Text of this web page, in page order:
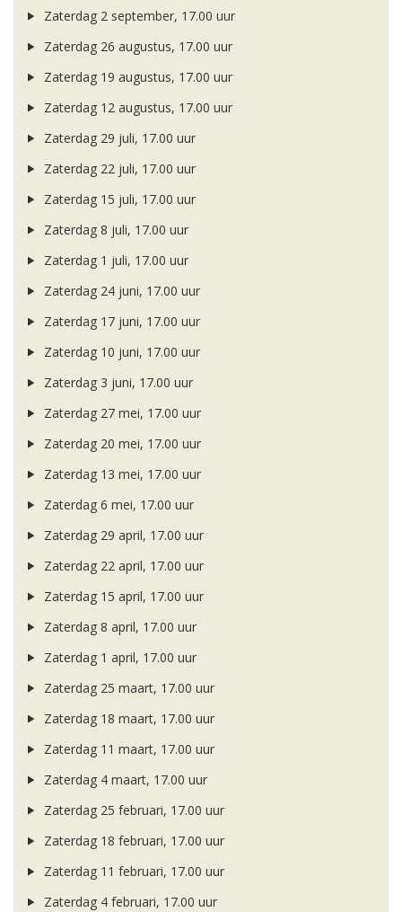
Zaterdag 2 september, 17.00 uur
Zaterdag 26 augustus, 17.00 uur
Zaterdag 19 augustus, 17.00 uur
Zaterdag 12 augustus, 17.00 uur
Zaterdag 29 juli, 17.00 uur
Zaterdag 22 juli, 17.00 uur
Zaterdag 15 juli, 17.00 uur
Zaterdag 8 juli, 17.00 uur
Zaterdag 1 juli, 17.00 uur
Zaterdag 24 juni, 17.00 uur
Zaterdag 17 juni, 17.00 uur
Zaterdag 10 juni, 17.00 uur
Zaterdag 3 juni, 17.00 uur
Zaterdag 27 mei, 17.00 uur
Zaterdag 20 mei, 17.00 uur
Zaterdag 13 mei, 17.00 uur
Zaterdag 6 mei, 17.00 uur
Zaterdag 29 april, 17.00 uur
Zaterdag 22 april, 17.00 uur
Zaterdag 15 april, 17.00 uur
Zaterdag 8 april, 17.00 uur
Zaterdag 1 april, 17.00 uur
Zaterdag 25 maart, 17.00 uur
Zaterdag 18 maart, 17.00 uur
Zaterdag 11 maart, 17.00 uur
Zaterdag 4 maart, 17.00 uur
Zaterdag 25 februari, 17.00 uur
Zaterdag 18 februari, 17.00 uur
Zaterdag 11 februari, 17.00 uur
Zaterdag 4 februari, 17.00 uur